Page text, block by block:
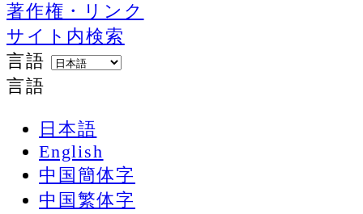
著作権・リンク
サイト内検索
言語
言語
日本語
English
中国簡体字
中国繁体字